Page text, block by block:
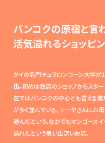
バンコクの原宿と言
活気溢れるショッピ
タイの名門チュラロンコーン大学が
街。初めは数店のショップからスタ
在ではバンコクの中心とも言える繁
が多く並んでいる。サーヤさんはお
運んだという。なかでもマンゴース
訪れたという思い出深いお店。